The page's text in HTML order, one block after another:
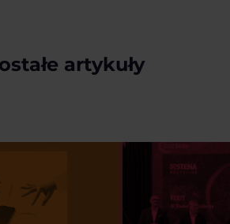
artykuły